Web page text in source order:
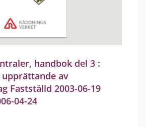
handbok del 3 :
av
Fastställd 2003-06-19
04-24